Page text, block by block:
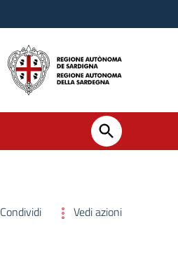
Condividi Vedi azioni